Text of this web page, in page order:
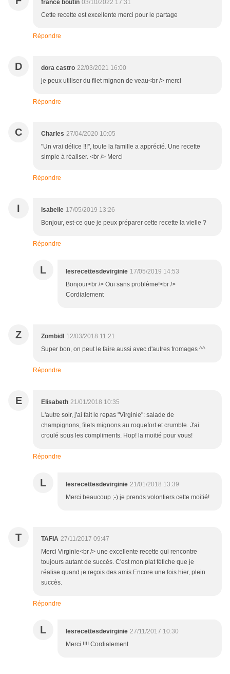
france boutin 03/10/2022 17:31
Cette recette est excellente merci pour le partage
Répondre
D dora castro 22/03/2021 16:00
je peux utiliser du filet mignon de veau<br /> merci
Répondre
C Charles 27/04/2020 10:05
"Un vrai délice !!!", toute la famille a apprécié. Une recette
simple à réaliser. <br /> Merci
Répondre
I Isabelle 17/05/2019 13:26
Bonjour, est-ce que je peux préparer cette recette la vielle ?
Répondre
L lesrecettesdevirginie 17/05/2019 14:53
Bonjour<br /> Oui sans problème!<br />
Cordialement
Z Zombidl
12/03/2018 11:21
Super bon, on peut le faire aussi avec d'autres fromages ^^
Répondre
E Elisabeth 21/01/2018 10:35
L'autre soir, j'ai fait le repas "Virginie": salade de
champignons, filets mignons au roquefort et crumble. J'ai
croulé sous les compliments. Hop! la moitié pour vous!
Répondre
L lesrecettesdevirginie 21/01/2018 13:39
Merci beaucoup ;-) je prends volontiers cette moitié!
T TAFIA 27/11/2017 09:47
Merci Virginie<br /> une excellente recette qui rencontre
toujours autant de succès. C'est mon plat fétiche que je
réalise quand je reçois des amis.Encore une fois hier, plein
succès.
Répondre
L lesrecettesdevirginie 27/11/2017 10:30
Merci !!!! Cordialement